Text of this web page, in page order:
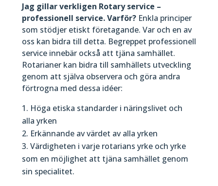
Jag gillar verkligen Rotary service –
professionell service. Varför?Enkla principer
som stödjer etiskt företagande. Var och en av
oss kan bidra till detta. Begreppet professionell
service innebär också att tjäna samhället.
Rotarianer kan bidra till samhällets utveckling
genom att själva observera och göra andra
förtrogna med dessa idéer:
Höga etiska standarder i näringslivet och
alla yrken
Erkännande av värdet av alla yrken
Värdigheten i varje rotarians yrke och yrke
som en möjlighet att tjäna samhället genom
sin specialitet.